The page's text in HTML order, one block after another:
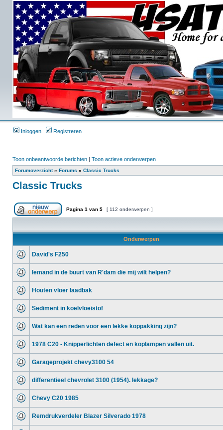
Inloggen Registreren
Toon onbeantwoorde berichten | Toon actieve onderwerpen
Forumoverzicht» Forums » Classic Trucks
Classic Trucks
Pagina 1 van 5 [ 112 onderwerpen ]
Onderwerpen
David's F250
Iemand in de buurt van R'dam die mij wilt helpen?
Houten vloer laadbak
Sediment in koelvloeistof
Wat kan een reden voor een lekke koppakking zijn?
1978 C20 - Knipperlichten defect en koplampen vallen uit.
Garageprojekt chevy3100 54
differentieel chevrolet 3100 (1954). lekkage?
Chevy C20 1985
Remdrukverdeler Blazer Silverado 1978